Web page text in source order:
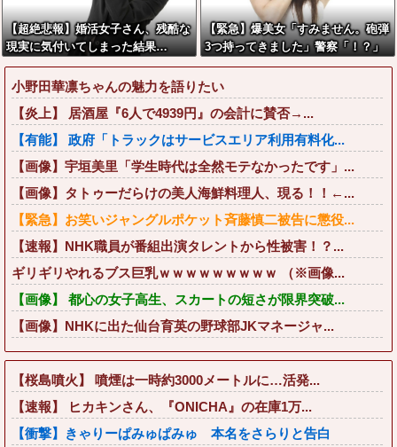
【超絶悲報】婚活女子さん、残酷な
現実に気付いてしまった結果…
【緊急】爆美女「すみません。砲弾
3つ持ってきました」警察「！？」
自衛隊「！？」→結果w w w w w w
w w
小野田華凛ちゃんの魅力を語りたい
【炎上】 居酒屋『6人で4939円』の会計に賛否→...
【有能】 政府「トラックはサービスエリア利用有料化...
【画像】宇垣美里「学生時代は全然モテなかったです」...
【画像】タトゥーだらけの美人海鮮料理人、現る！！←...
【緊急】お笑いジャングルポケット斉藤慎二被告に懲役...
【速報】NHK職員が番組出演タレントから性被害！？...
ギリギリやれるブス巨乳ｗｗｗｗｗｗｗｗｗ （※画像...
【画像】 都心の女子高生、スカートの短さが限界突破...
【画像】NHKに出た仙台育英の野球部JKマネージャ...
【桜島噴火】 噴煙は一時約3000メートルに…活発...
【速報】 ヒカキンさん、『ONICHA』の在庫1万...
【衝撃】きゃりーぱみゅぱみゅ 本名をさらりと告白